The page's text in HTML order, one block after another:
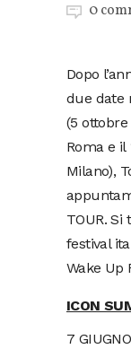
0
Dopo
due date
(5
Roma e
Milano),
TOUR.
festival
Wake Up
ICON
7